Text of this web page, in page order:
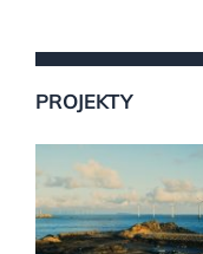
PROJEKTY